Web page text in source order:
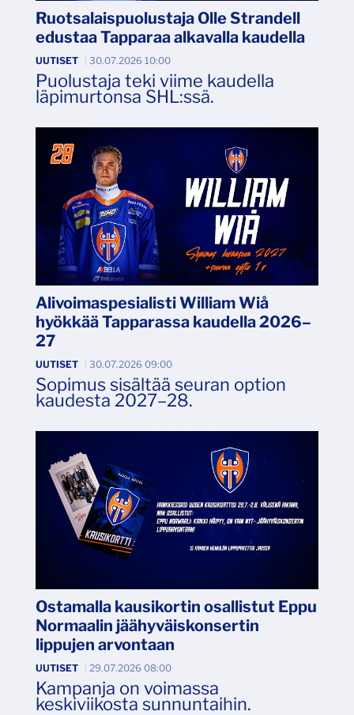
Ruotsalaispuolustaja Olle Strandell
edustaa Tapparaa alkavalla kaudella
UUTISET 30.07.2026 10:00
Puolustaja teki viime kaudella
läpimurtonsa SHL:ssä.
Alivoimaspesialisti William Wiå
hyökkää Tapparassa kaudella 2026–
27
UUTISET 30.07.2026 09:00
Sopimus sisältää seuran option
kaudesta 2027–28.
Ostamalla kausikortin osallistut Eppu
Normaalin jäähyväiskonsertin
lippujen arvontaan
UUTISET 29.07.2026 08:00
Kampanja on voimassa
keskiviikosta sunnuntaihin.